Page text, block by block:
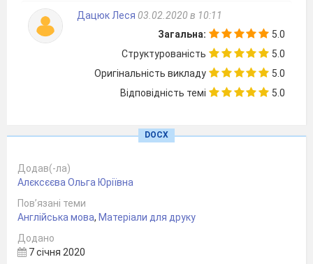
сама навіть не зовсім вміє читати.
Впроваджуючи інноваційні технології в нашу
педагогічну діяльність, розглянемо цікаву
STEM освіту.
STEMрозшифровується як
Engineering(Інженерія) таMathematics
даної методики освіти. При цьому дані
дисципліни вивчаються не окремо, як ми
звикли, а у комплексі. Велике значення грає
практичне застосування отриманих знань.
Навчання - це не просто передача знань від
Дацюк Леся 03.02.2020 в 10:11
Загальна:
5.0
Структурованість
5.0
Оригінальність викладу
5.0
Відповідність темі
5.0
DOCX
Додав(-ла)
Алєксєєва Ольга Юріївна
Пов’язані теми
Англійська мова, Матеріали для друку
Додано
7 січня 2020